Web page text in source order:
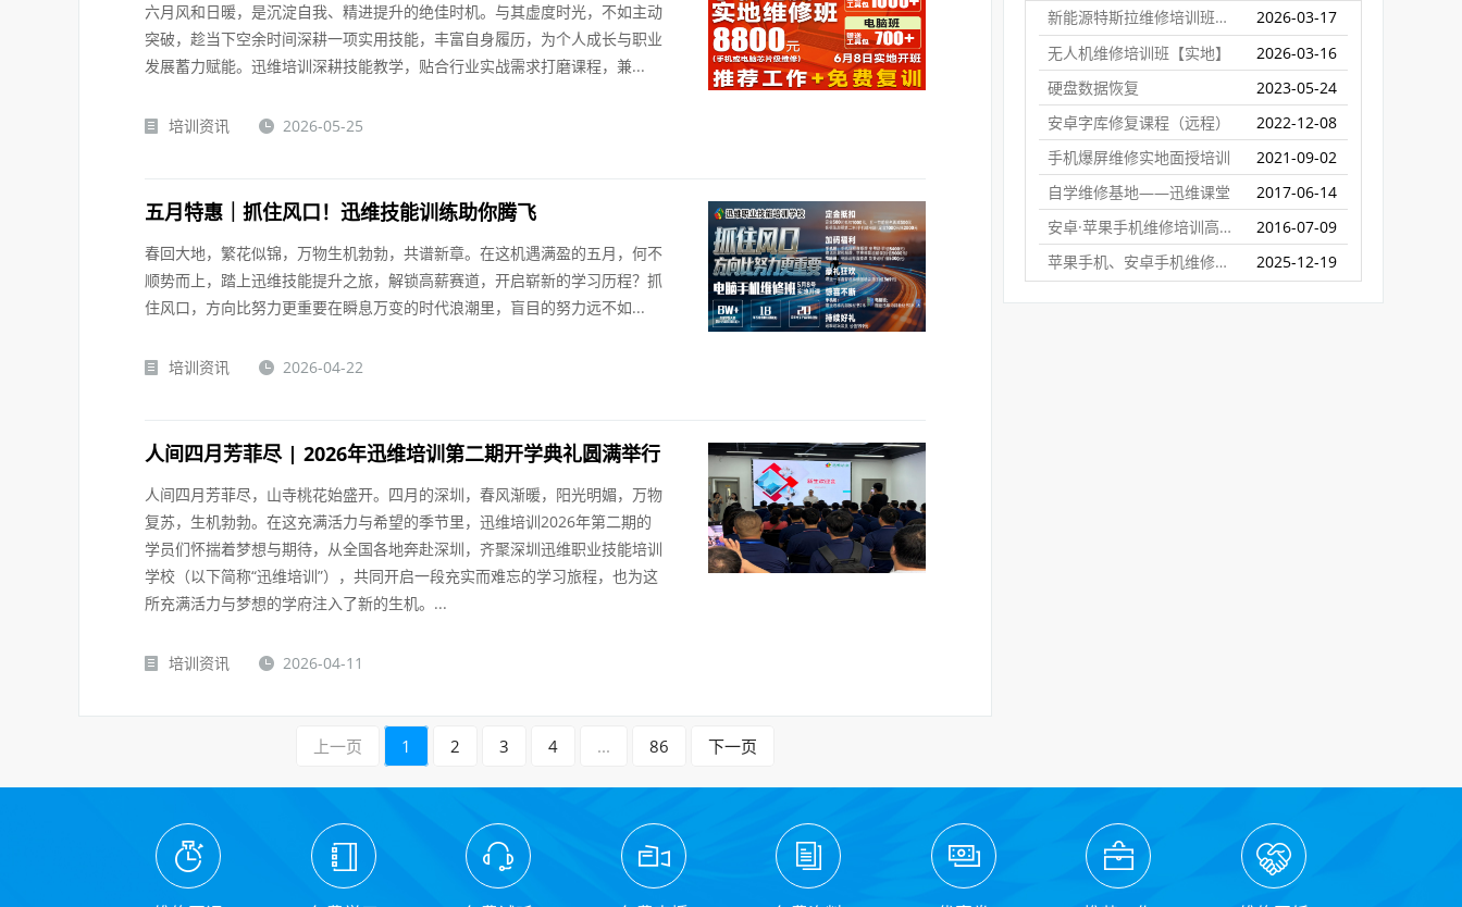
六月风和日暖，是沉淀自我、精进提升的绝佳时机。与其虚度时光，不如主动
突破，趁当下空余时间深耕一项实用技能，丰富自身履历，为个人成长与职业
发展蓄力赋能。迅维培训深耕技能教学，贴合行业实战需求打磨课程，兼...
培训资讯 2026-05-25
五月特惠｜抓住风口！迅维技能训练助你腾飞
春回大地，繁花似锦，万物生机勃勃，共谱新章。在这机遇满盈的五月，何不
顺势而上，踏上迅维技能提升之旅，解锁高薪赛道，开启崭新的学习历程？抓
住风口，方向比努力更重要在瞬息万变的时代浪潮里，盲目的努力远不如...
培训资讯 2026-04-22
人间四月芳菲尽 | 2026年迅维培训第二期开学典礼圆满举行
人间四月芳菲尽，山寺桃花始盛开。四月的深圳，春风渐暖，阳光明媚，万物
复苏，生机勃勃。在这充满活力与希望的季节里，迅维培训2026年第二期的
学员们怀揣着梦想与期待，从全国各地奔赴深圳，齐聚深圳迅维职业技能培训
学校（以下简称“迅维培训”），共同开启一段充实而难忘的学习旅程，也为这
所充满活力与梦想的学府注入了新的生机。...
培训资讯 2026-04-11
上一页 1 2 3 4 ... 86 下一页
新能源特斯拉维修培训班【实地】
2026-03-17
无人机维修培训班【实地】
2026-03-16
硬盘数据恢复
2023-05-24
安卓字库修复课程（远程）
2022-12-08
手机爆屏维修实地面授培训
2021-09-02
自学维修基地——迅维课堂
2017-06-14
安卓·苹果手机维修培训高级班【实地】
2016-07-09
苹果手机、安卓手机维修培训（远程网络班）
2025-12-19